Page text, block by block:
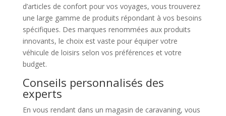
d’articles de confort pour vos voyages, vous trouverez
une large gamme de produits répondant à vos besoins
spécifiques. Des marques renommées aux produits
innovants, le choix est vaste pour équiper votre
véhicule de loisirs selon vos préférences et votre
budget.
Conseils personnalisés des
experts
En vous rendant dans un magasin de caravaning, vous